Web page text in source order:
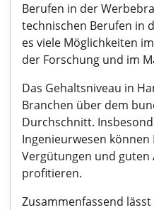
Berufen in der
technischen Berufen in
es viele Möglichkeiten
der Forschung und im
Das Gehaltsniveau in
Branchen über dem
Durchschnitt.
Ingenieurwesen
Vergütungen und guten
profitieren.
Zusammenfassend